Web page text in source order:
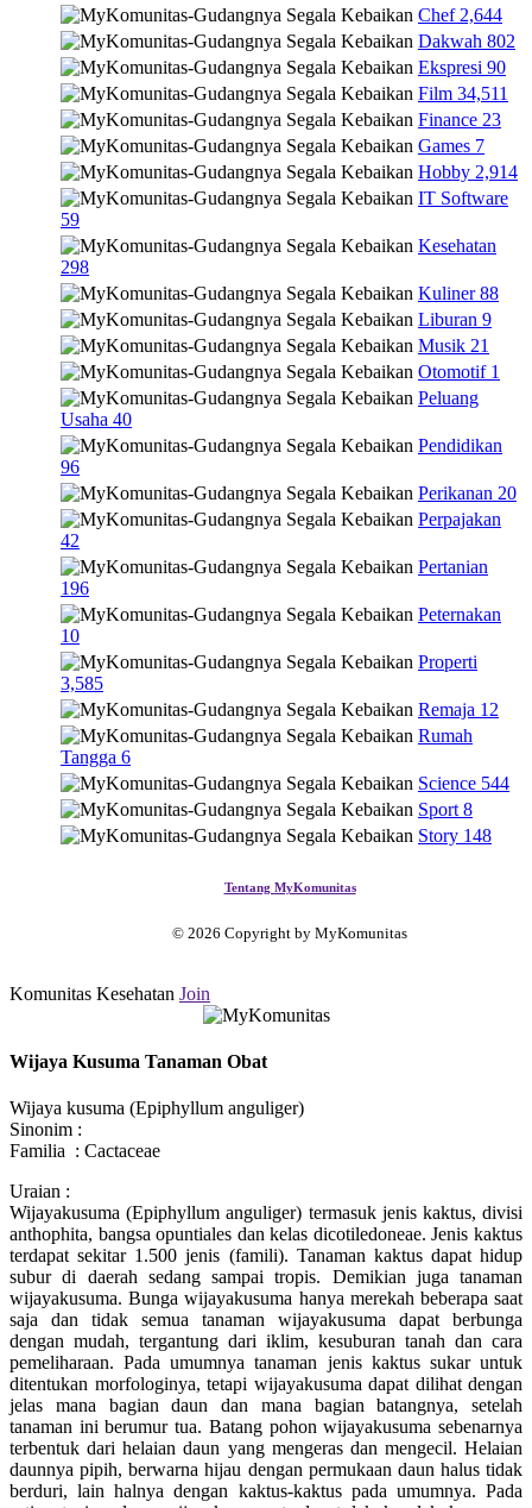
Chef 2,644
Dakwah 802
Ekspresi 90
Film 34,511
Finance 23
Games 7
Hobby 2,914
IT Software
59
Kesehatan
298
Kuliner 88
Liburan 9
Musik 21
Otomotif 1
Peluang
Usaha 40
Pendidikan
96
Perikanan 20
Perpajakan
42
Pertanian
196
Peternakan
10
Properti
3,585
Remaja 12
Rumah
Tangga 6
Science 544
Sport 8
Story 148
Tentang MyKomunitas
© 2026 Copyright by MyKomunitas
Komunitas Kesehatan Join
Wijaya Kusuma Tanaman Obat
Wijaya kusuma (Epiphyllum anguliger)
Sinonim :
Familia : Cactaceae
Uraian :
Wijayakusuma (Epiphyllum anguliger) termasuk jenis kaktus, divisi
anthophita, bangsa opuntiales dan kelas dicotiledoneae. Jenis kaktus
terdapat sekitar 1.500 jenis (famili). Tanaman kaktus dapat hidup
subur di daerah sedang sampai tropis. Demikian juga tanaman
wijayakusuma. Bunga wijayakusuma hanya merekah beberapa saat
saja dan tidak semua tanaman wijayakusuma dapat berbunga
dengan mudah, tergantung dari iklim, kesuburan tanah dan cara
pemeliharaan. Pada umumnya tanaman jenis kaktus sukar untuk
ditentukan morfologinya, tetapi wijayakusuma dapat dilihat dengan
jelas mana bagian daun dan mana bagian batangnya, setelah
tanaman ini berumur tua. Batang pohon wijayakusuma sebenarnya
terbentuk dari helaian daun yang mengeras dan mengecil. Helaian
daunnya pipih, berwarna hijau dengan permukaan daun halus tidak
berduri, lain halnya dengan kaktus-kaktus pada umumnya. Pada